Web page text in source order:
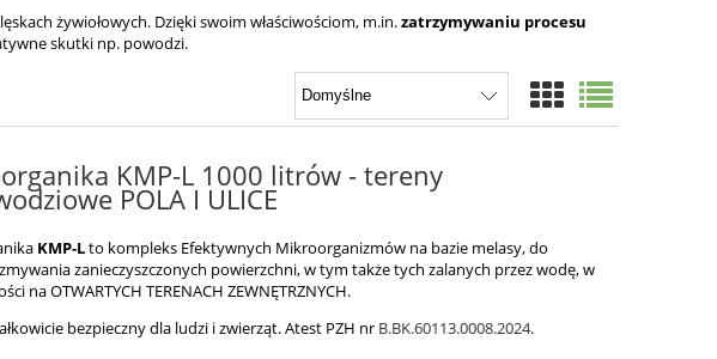
żywiołowych. Dzięki swoim właściwościom, m.in.zatrzymywaniu procesu
skutki np. powodzi.
KMP-L 1000 litrów - tereny
POLA I ULICE
KMP-Lto kompleks Efektywnych Mikroorganizmów na bazie melasy, do
zanieczyszczonych powierzchni, w tym także tych zalanych przez wodę, w
na OTWARTYCH TERENACH ZEWNĘTRZNYCH.
bezpieczny dla ludzi i zwierząt. Atest PZH nr B.BK.60113.0008.2024.